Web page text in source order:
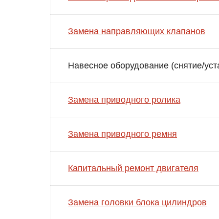
Замена направляющих клапанов
Навесное оборудование (снятие/
Замена приводного ролика
Замена приводного ремня
Капитальный ремонт двигателя
Замена головки блока цилиндров